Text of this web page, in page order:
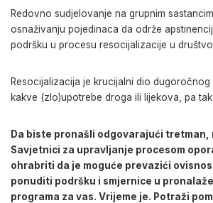
Redovno sudjelovanje na grupnim
osnaživanju pojedinaca da održe
podršku u procesu resocijalizacije u
Resocijalizacija je krucijalni dio
kakve (zlo)upotrebe droga ili lijekova, pa
Da biste pronašli odgovarajući tretman,
Savjetnici za upravljanje procesom
ohrabriti da je moguće prevazići
ponuditi podršku i smjernice u
programa za vas. Vrijeme je. Potraži